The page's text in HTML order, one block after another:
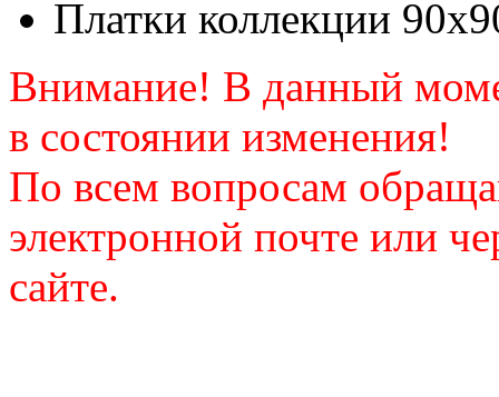
Платки коллекции
Внимание! В данный
в состоянии изменения!
По всем вопросам
электронной почте или
сайте.